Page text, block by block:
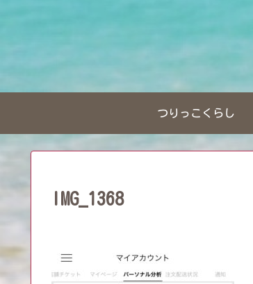
つりっこくらし
IMG_1368